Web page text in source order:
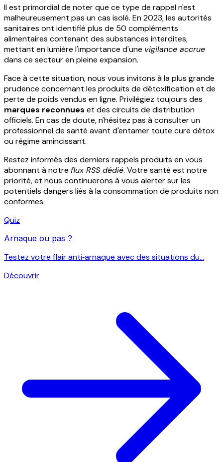
Il est primordial de noter que ce type de rappel n'est
malheureusement pas un cas isolé. En 2023, les autorités
sanitaires ont identifié plus de 50 compléments
alimentaires contenant des substances interdites,
mettant en lumière l'importance d'une vigilance accrue
dans ce secteur en pleine expansion.
Face à cette situation, nous vous invitons à la plus grande
prudence concernant les produits de détoxification et de
perte de poids vendus en ligne. Privilégiez toujours des
marques reconnues et des circuits de distribution
officiels. En cas de doute, n'hésitez pas à consulter un
professionnel de santé avant d'entamer toute cure détox
ou régime amincissant.
Restez informés des derniers rappels produits en vous
abonnant à notre flux RSS dédié. Votre santé est notre
priorité, et nous continuerons à vous alerter sur les
potentiels dangers liés à la consommation de produits non
conformes.
Quiz
Arnaque ou pas ?
Testez votre flair anti‑arnaque avec des situations du...
Découvrir